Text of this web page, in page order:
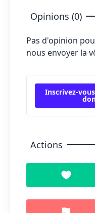
Opinions (0)
Pas d'opinion
nous envoyer la
Inscrivez-
Actions